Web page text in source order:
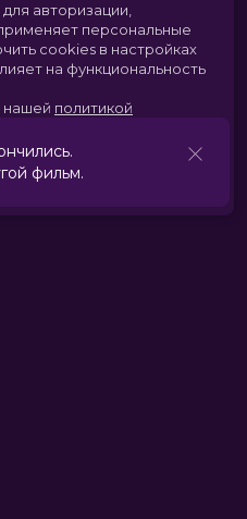
фильм.
авторизации,
персональные
cookies в настройках
на функциональность
нашей политикой